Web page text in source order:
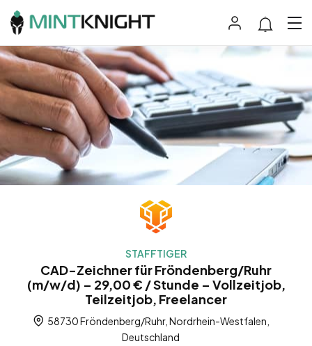
STAFFTIGER
CAD-Zeichner für Fröndenberg/Ruhr
(m/w/d) – 29,00 € / Stunde – Vollzeitjob,
Teilzeitjob, Freelancer
58730 Fröndenberg/Ruhr, Nordrhein-Westfalen,
Deutschland